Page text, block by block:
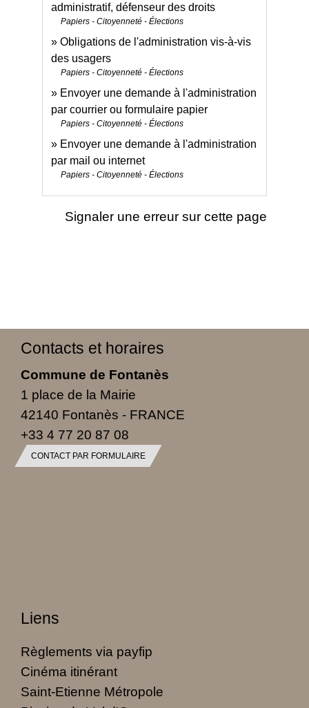
administratif, défenseur des droits
Papiers - Citoyenneté - Élections
Obligations de l'administration vis-à-vis
des usagers
Papiers - Citoyenneté - Élections
Envoyer une demande à l'administration
par courrier ou formulaire papier
Papiers - Citoyenneté - Élections
Envoyer une demande à l'administration
par mail ou internet
Papiers - Citoyenneté - Élections
Signaler une erreur sur cette page
Contacts et horaires
Commune de Fontanès
1 place de la Mairie
42140 Fontanès - FRANCE
+33 4 77 20 87 08
CONTACT PAR FORMULAIRE
Liens
Règlements via payfip
Cinéma itinérant
Saint-Etienne Métropole